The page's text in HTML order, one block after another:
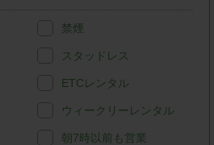
禁煙
スタッドレス
ETCレンタル
ウィークリーレンタル
朝7時以前も営業